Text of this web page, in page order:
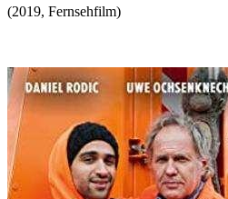
(2019, Fernsehfilm)